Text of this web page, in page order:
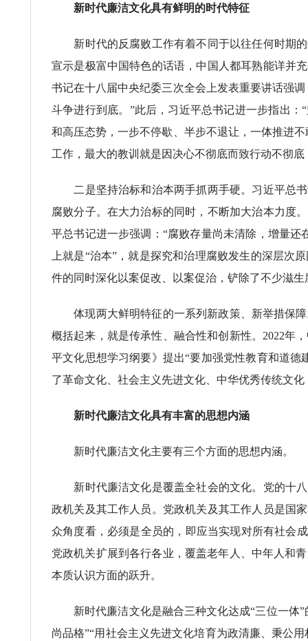
新时代廉洁文化具有鲜明的时代特征
新时代的反腐败工作有着不同于以往任何时期的
宣示是极富中国特色的话语，中国人都耳熟能详并
书记在十八届中央纪委三次全会上发表重要讲话强
斗争进行到底。”此后，习近平总书记进一步指出
和高压态势，一步不停歇、半步不退让，一体推进
工作，最大的教训就是因决心不彻底而致行动不彻
二是坚持治标和治本两手抓两手硬。习近平总书
腐败分子。在大力治标的同时，不断加大治本力度
平总书记进一步强调：“腐败存量尚未清除，增量
上就是“治本”，就是探究和治理腐败发生的深层
件的同时深化以案促改、以案促治，铲除了不少滋
体现两大鲜明特征的一系列新政策、新举措保障
概括起来，就是传承性、融合性和创新性。2022年
平文化思想学习纲要》提出“要加强党性教育和道
了革命文化、社会主义先进文化、中华优秀传统文
新时代廉洁文化具有丰富的思想内涵
新时代廉洁文化主要有三个方面的思想内涵。
新时代廉洁文化是覆盖全社会的文化。党的十八
政机关及其工作人员。党政机关及其工作人员是国
众角度看，必须是全员的，即应当实现对所有社会
党政机关扩展到各行各业，覆盖老年人、中年人和
本质认识方面的跃升。
新时代廉洁文化是融合三种文化达成“三位一体”
尚品格”“用社会主义先进文化培育为政清廉、秉公